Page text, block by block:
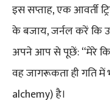
इस सप्ताह, एक आवर्ती
के बजाय, जर्नल करें कि
अपने आप से पूछें: “मेरे
वह जागरूकता ही गति
alchemy) है।